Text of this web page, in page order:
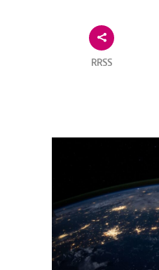
RRSS